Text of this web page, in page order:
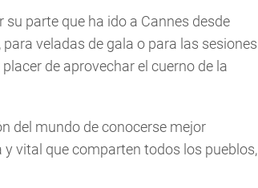
parte que ha ido a Cannes desde
veladas de gala o para las sesiones
de aprovechar el cuerno de la
del mundo de conocerse mejor
vital que comparten todos los pueblos,